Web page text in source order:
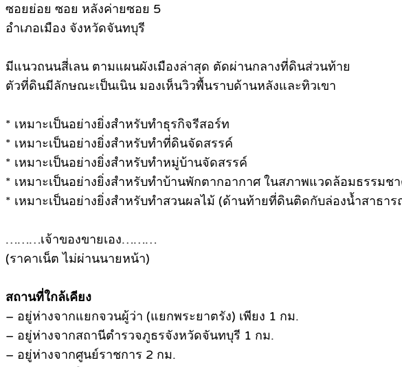
ซอยย่อย ซอย หลังค่ายซอย 5
อำเภอเมือง จังหวัดจันทบุรี
มีแนวถนนสี่เลน ตามแผนผังเมืองล่าสุด ตัดผ่านกลางที่ดินส่วนท้าย
ตัวที่ดินมีลักษณะเป็นเนิน มองเห็นวิวพื้นราบด้านหลังและทิวเขา
* เหมาะเป็นอย่างยิ่งสำหรับทำธุรกิจรีสอร์ท
* เหมาะเป็นอย่างยิ่งสำหรับทำที่ดินจัดสรรค์
* เหมาะเป็นอย่างยิ่งสำหรับทำหมู่บ้านจัดสรรค์
* เหมาะเป็นอย่างยิ่งสำหรับทำบ้านพักตากอากาศ ในสภาพแวดล้อมธรรมช
* เหมาะเป็นอย่างยิ่งสำหรับทำสวนผลไม้ (ด้านท้ายที่ดินติดกับล่องน้ำสาธา
………เจ้าของขายเอง………
(ราคาเน็ต ไม่ผ่านนายหน้า)
สถานที่ใกล้เคียง
– อยู่ห่างจากแยกจวนผู้ว่า (แยกพระยาตรัง) เพียง 1 กม.
– อยู่ห่างจากสถานีตำรวจภูธรจังหวัดจันทบุรี 1 กม.
– อยู่ห่างจากศูนย์ราชการ 2 กม.